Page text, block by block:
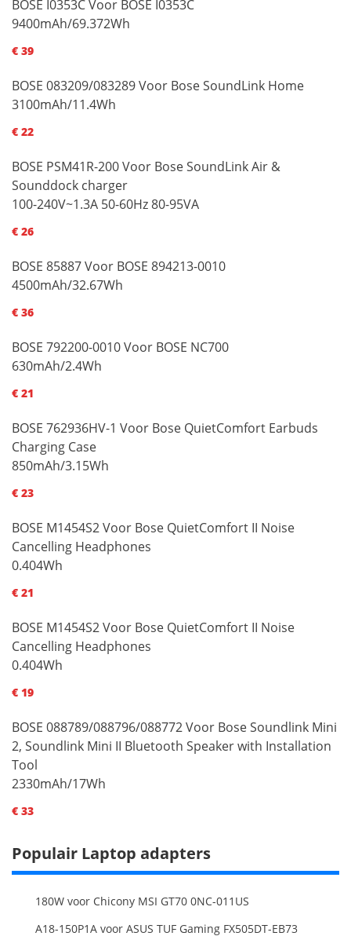
BOSE I0353C Voor BOSE I0353C
9400mAh/69.372Wh
€ 39
BOSE 083209/083289 Voor Bose SoundLink Home
3100mAh/11.4Wh
€ 22
BOSE PSM41R-200 Voor Bose SoundLink Air &
Sounddock charger
100-240V~1.3A 50-60Hz 80-95VA
€ 26
BOSE 85887 Voor BOSE 894213-0010
4500mAh/32.67Wh
€ 36
BOSE 792200-0010 Voor BOSE NC700
630mAh/2.4Wh
€ 21
BOSE 762936HV-1 Voor Bose QuietComfort Earbuds
Charging Case
850mAh/3.15Wh
€ 23
BOSE M1454S2 Voor Bose QuietComfort II Noise
Cancelling Headphones
0.404Wh
€ 21
BOSE M1454S2 Voor Bose QuietComfort II Noise
Cancelling Headphones
0.404Wh
€ 19
BOSE 088789/088796/088772 Voor Bose Soundlink Mini
2, Soundlink Mini II Bluetooth Speaker with Installation
Tool
2330mAh/17Wh
€ 33
Populair Laptop adapters
180W voor Chicony MSI GT70 0NC-011US
A18-150P1A voor ASUS TUF Gaming FX505DT-EB73